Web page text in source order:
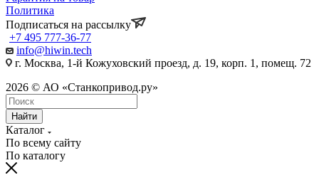
Политика
Подписаться на рассылку
+7 495 777-36-77
info@hiwin.tech
г. Москва, 1-й Кожуховский проезд, д. 19, корп. 1, помещ. 72
2026 © АО «Станкопривод.ру»
Найти
Каталог
По всему сайту
По каталогу